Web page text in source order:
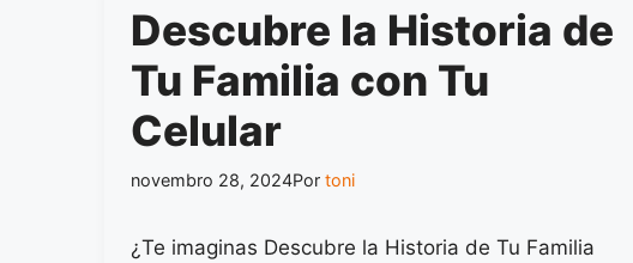
Descubre la Historia de
Tu Familia con Tu
Celular
novembro 28, 2024Por toni
¿Te imaginas Descubre la Historia de Tu Familia